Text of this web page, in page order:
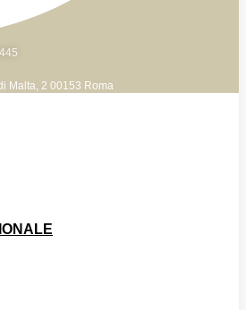
Malta, 2 00153 Roma